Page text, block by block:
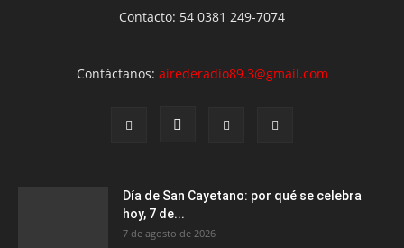
Contacto: 54 0381 249-7074
Contáctanos: airederadio89.3@gmail.com
Día de San Cayetano: por qué se celebra
hoy, 7 de...
7 de agosto de 2026